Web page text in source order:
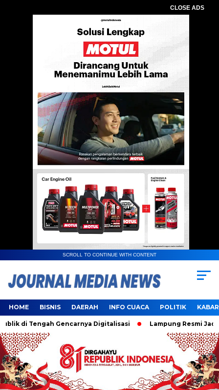
CLOSE ADS
SCROLL TO CONTINUE WITH CONTENT
HOME BISNIS DAERAH INFO CUACA POLITIK
Tengah Gencarnya Digitalisasi Lampung Resmi Jadi